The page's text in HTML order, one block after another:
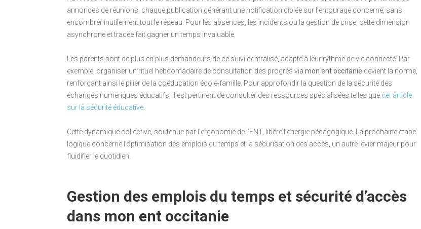
annonces de réunions, chaque publication générant une notification ciblée sur l’entourage concerné, sans
encombrer inutilement tout le réseau. Pour les absences, les incidents ou la gestion de crise, cette dimension
asynchrone et tracée fait gagner un temps invaluable.
Les parents sont de plus en plus demandeurs de ce suivi centralisé, adapté à leur rythme de vie connecté. Par
exemple, organiser un rituel hebdomadaire de consultation des progrès via mon ent occitanie devient la norme,
renforçant ainsi le pilier de la coéducation école-famille. Pour approfondir la question de la sécurité des
échanges numériques éducatifs, il est pertinent de consulter des ressources spécialisées telles que cet article
sur la sécurité éducative
Cette dynamique collective, soutenue par l’ergonomie de l’ENT, libère l’énergie pédagogique. La prochaine étape
logique concerne l’optimisation des emplois du temps et la sécurisation des accès, un autre levier majeur pour
fluidifier le quotidien.
Gestion des emplois du temps et sécurité d’accès
dans mon ent occitanie